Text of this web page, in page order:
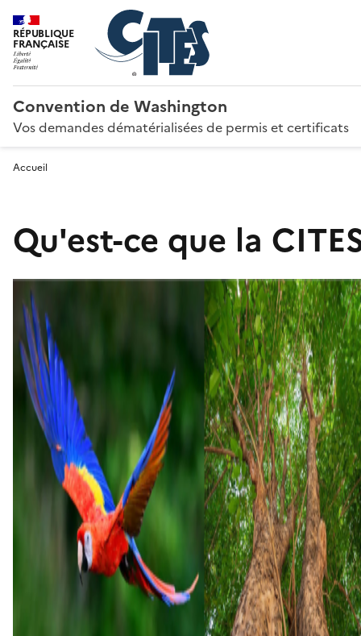
RÉPUBLIQUE
FRANÇAISE
Convention de Washington
Vos demandes dématérialisées de permis et certificats
Accueil
Qu'est-ce que la